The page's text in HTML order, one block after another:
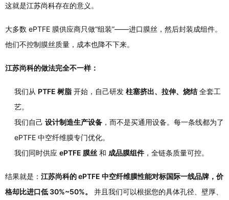
这就是江苏尚科存在的意义。
大多数 ePTFE 膜供应商只做“组装”——进口膜丝，然后封装成组件。
他们不控制膜丝质量，成本也降不下来。
江苏尚科的做法完全不一样：
我们从 PTFE 树脂 开始，自己研发 柱塞挤出、拉伸、烧结 全套工
艺。
我们自己 设计制造生产设备 ，而不是买通用设备。每一条线都为了
ePTFE 中空纤维膜专门优化。
我们同时供应 ePTFE 膜丝 和 成品膜组件 ，全链条质量可控。
结果就是： 江苏尚科的 ePTFE 中空纤维膜性能对标国际一线品牌，价
格却比进口低 30%~50%。
并且我们可以根据您的具体孔径、壁厚、